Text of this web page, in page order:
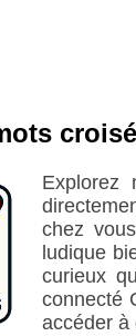
Explorez
chez
ludique
curieux
connecté
accéder à